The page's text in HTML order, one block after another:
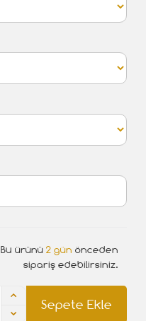
Bu ürünü 2 gün önceden
sipariş edebilirsiniz.
Sepete Ekle